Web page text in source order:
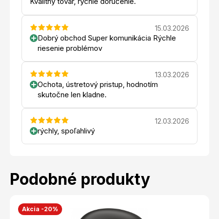
15.03.2026
Dobrý obchod Super komunikácia Rýchle
riesenie problémov
13.03.2026
Ochota, ústretový pristup, hodnotím
skutočne len kladne.
12.03.2026
rýchly, spoľahlivý
Podobné produkty
Akcia -20%